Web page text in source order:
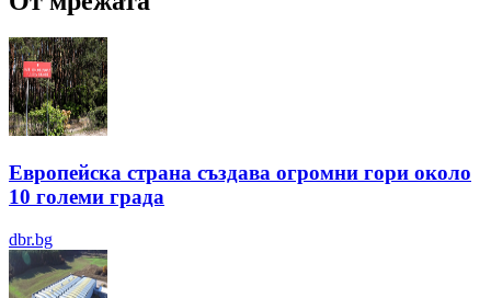
Европейска страна създава огромни гори около
10 големи града
dbr.bg